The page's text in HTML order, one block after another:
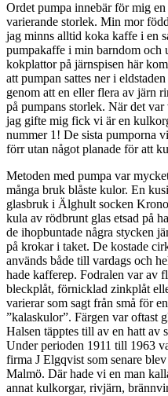
Ordet pumpa innebär för mig
varierande storlek. Min mor
jag minns alltid koka kaffe i en
pumpakaffe i min barndom och
kokplattor på järnspisen här
att pumpan sattes ner i
genom att en eller flera av järn
på pumpans storlek. När det
jag gifte mig fick vi är en
nummer 1! De sista pumporna
förr utan något planade för att
Metoden med pumpa var
många bruk blåste kulor. En
glasbruk i Älghult socken
kula av rödbrunt glas etsad på
de ihopbuntade några stycken
på krokar i taket. De kostade
används både till vardags och
hade kafferep. Fodralen var av
bleckplåt, förnicklad zinkplåt
varierar som sagt från små för
”kalaskulor”. Färgen var oftast
Halsen täpptes till av en hatt av
Under perioden 1911 till 1963
firma J Elgqvist som senare
Malmö. Där hade vi en man
annat kulkorgar, rivjärn,